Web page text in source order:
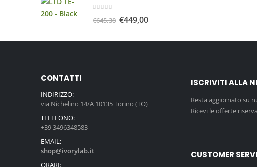
€645,38 €449,00
CONTATTI
INDIRIZZO:
via Nichelino 14/A 10135 Torino (TO)
TELEFONO:
+39 3496348583
EMAIL:
shop@ivorylab.it
ORARI:
ISCRIVITI ALLA
Resta aggiornato su
Ricevi le offerte
CUSTOMER